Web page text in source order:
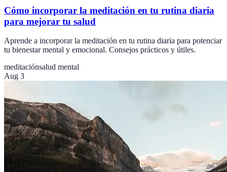
Cómo incorporar la meditación en tu rutina diaria
para mejorar tu salud
Aprende a incorporar la meditación en tu rutina diaria para potenciar
tu bienestar mental y emocional. Consejos prácticos y útiles.
meditaciónsalud mental
Aug 3